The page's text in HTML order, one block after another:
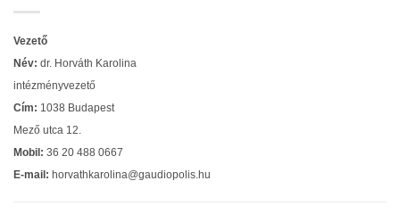
Vezető
Név: dr. Horváth Karolina
intézményvezető
Cím: 1038 Budapest
Mező utca 12.
Mobil: 36 20 488 0667
E-mail: horvathkarolina@gaudiopolis.hu